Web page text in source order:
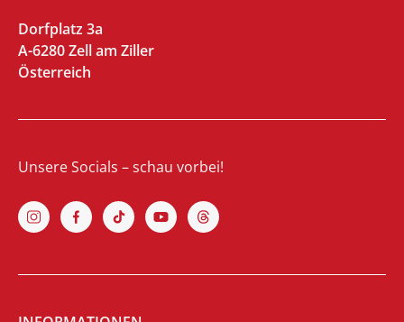
Dorfplatz 3a
A-6280 Zell am Ziller
Österreich
Unsere Socials – schau vorbei!